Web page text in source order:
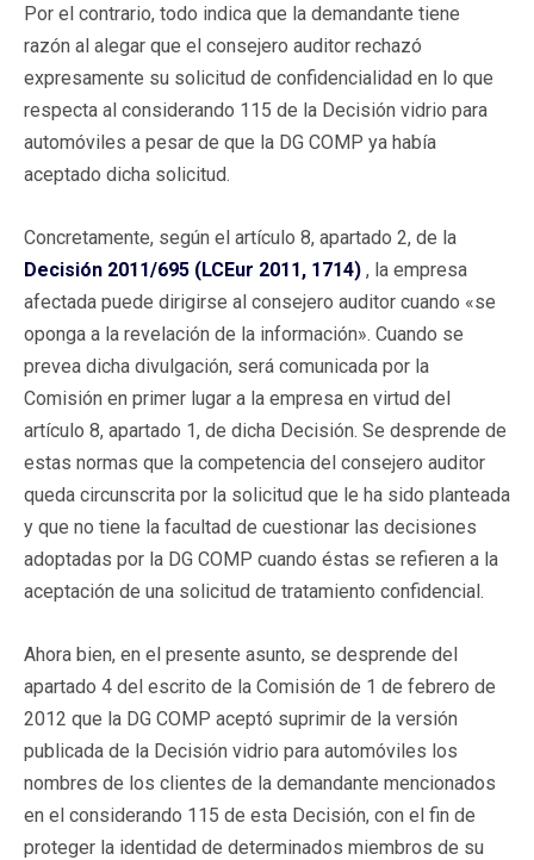
Por el contrario, todo indica que la demandante tiene
razón al alegar que el consejero auditor rechazó
expresamente su solicitud de confidencialidad en lo que
respecta al considerando 115 de la Decisión vidrio para
automóviles a pesar de que la DG COMP ya había
aceptado dicha solicitud.
Concretamente, según el artículo 8, apartado 2, de la
Decisión 2011/695 (LCEur 2011, 1714) , la empresa
afectada puede dirigirse al consejero auditor cuando «se
oponga a la revelación de la información». Cuando se
prevea dicha divulgación, será comunicada por la
Comisión en primer lugar a la empresa en virtud del
artículo 8, apartado 1, de dicha Decisión. Se desprende de
estas normas que la competencia del consejero auditor
queda circunscrita por la solicitud que le ha sido planteada
y que no tiene la facultad de cuestionar las decisiones
adoptadas por la DG COMP cuando éstas se refieren a la
aceptación de una solicitud de tratamiento confidencial.
Ahora bien, en el presente asunto, se desprende del
apartado 4 del escrito de la Comisión de 1 de febrero de
2012 que la DG COMP aceptó suprimir de la versión
publicada de la Decisión vidrio para automóviles los
nombres de los clientes de la demandante mencionados
en el considerando 115 de esta Decisión, con el fin de
proteger la identidad de determinados miembros de su